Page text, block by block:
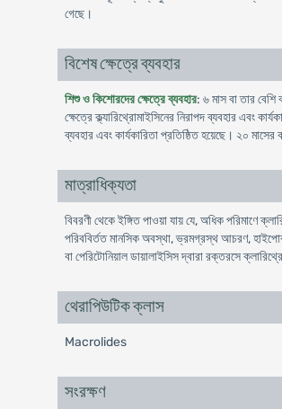
গেছে।
বিশেষ ক্ষেত্রে ব্যবহার
শিশু ও কিশোরদের ক্ষেত্রে ব্যবহার: ৬ মাস বা তার বেশি
ক্ষেত্রে ক্ল্যারিথ্রোমাইসিনের নিরাপদ ব্যবহার এবং
ব্যবহার এবং কার্যকারিতা প্রতিষ্ঠিত হয়েছে। ২০
মাত্রাধিক্যতা
বিবরণী থেকে ইঙ্গিত পাওয়া যায় যে, অধিক পরিমাণে
পরিববিৰ্তত মানসিক অবস্থা, ভ্রমগ্রস্থ আচরণ,
বা পেরিটোনিয়াল ডায়ালাইসিস দ্বারা রক্তরসে
থেরাপিউটিক ক্লাস
Macrolides
সংরক্ষণ